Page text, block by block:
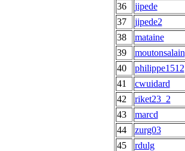
36
jipede
37
jipede2
38
mataine
39
moutonsalain
40
philippe1512
41
cwuidard
42
riket23_2
43
marcd
44
zurg03
45
rdulg